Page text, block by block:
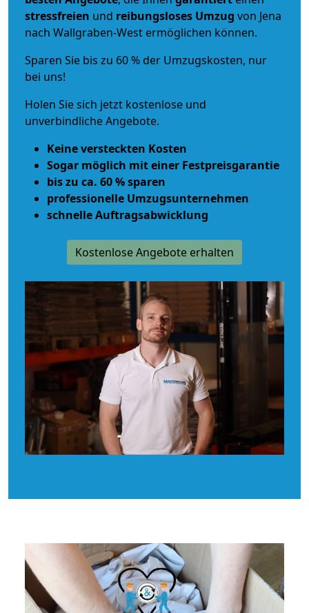
stressfreien und reibungsloses Umzug von Jena
nach Wallgraben-West ermöglichen können.
Sparen Sie bis zu 60 % der Umzugskosten, nur
bei uns!
Holen Sie sich jetzt kostenlose und
unverbindliche Angebote.
Keine versteckten Kosten
Sogar möglich mit einer Festpreisgarantie
bis zu ca. 60 % sparen
professionelle Umzugsunternehmen
schnelle Auftragsabwicklung
Kostenlose Angebote erhalten